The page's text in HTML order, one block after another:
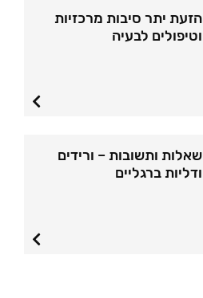
הזעת יתר סיבות מרכזיות
וטיפולים לבעיה
שאלות ותשובות – ורידים
ודליות ברגליים